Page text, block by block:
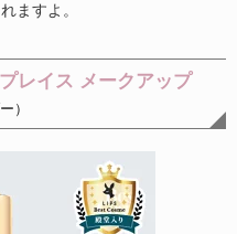
ますよ。
レイス メークアップ
）